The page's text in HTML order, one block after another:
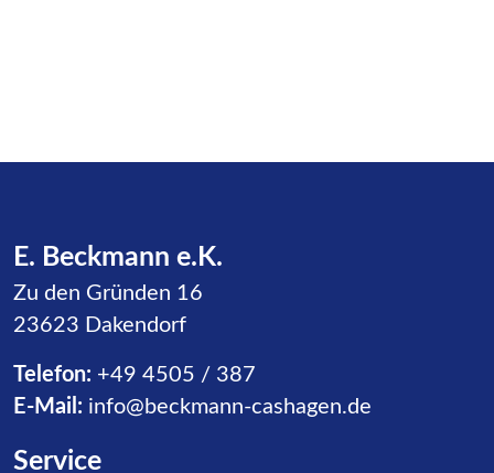
E. Beckmann e.K.
Zu den Gründen 16
23623 Dakendorf
Telefon: +49 4505 / 387
E-Mail: info@beckmann-cashagen.de
Service